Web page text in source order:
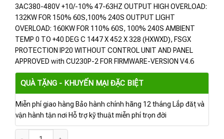
3AC380-480V +10/-10% 47-63HZ OUTPUT HIGH OVERLOAD:
132KW FOR 150% 60S,100% 240S OUTPUT LIGHT
OVERLOAD: 160KW FOR 110% 60S, 100% 240S AMBIENT
TEMP 0 TO +40 DEG C 1447 X 452 X 328 (HXWXD), FSGX
PROTECTION IP20 WITHOUT CONTROL UNIT AND PANEL
APPROVED with CU230P-2 FOR FIRMWARE-VERSION V4.6
QUÀ TẶNG - KHUYẾN MẠI ĐẶC BIỆT
Miễn phí giao hàng Bảo hành chính hãng 12 tháng Lắp đặt và
vận hành tận nơi Hỗ trợ kỹ thuật miễn phí trọn đời